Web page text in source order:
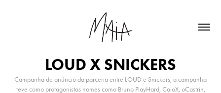
LOUD X SNICKERS
Campanha de anúncio da parceria entre LOUD e Snickers, a campanha
teve como protagonistas nomes como Bruno PlayHard, CaioX, oCastrin,